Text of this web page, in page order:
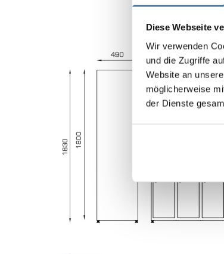
Diese Webseite
Wir verwenden
und die Zugriffe
Website an
möglicherweise
der Dienste